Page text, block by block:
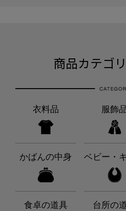
商品カテゴ
衣料品 服飾
かばんの中身 ベビー・
食卓の道具 台所の